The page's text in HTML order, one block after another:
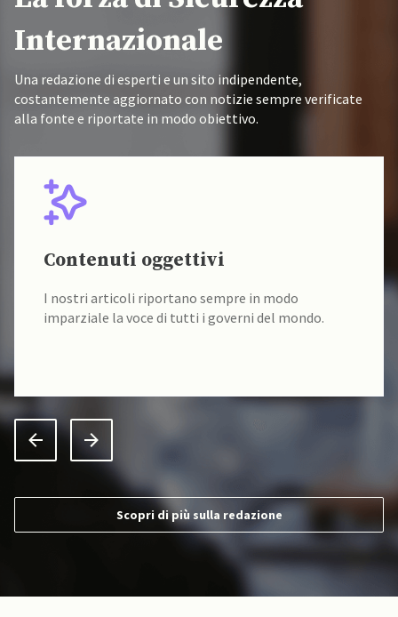
Internazionale
Una redazione di esperti e un sito indipendente,
costantemente aggiornato con notizie sempre verificate
alla fonte e riportate in modo obiettivo.
Contenuti oggettivi
I nostri articoli riportano sempre in modo
imparziale la voce di tutti i governi del mondo.
Scopri di più sulla redazione